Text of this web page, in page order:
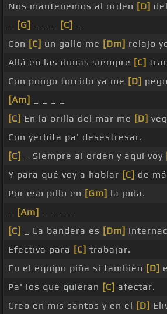
Nos mantenemos al orden [D]
[G] [C]
Con [C] un gallo me [Dm] relajo
Allá en las dunas siempre [C]
Con pongo torcido ya me [D]
[Am]
[C] En la orilla del mar me [D]
Con yerbita pa' desestresar.
[C]
_ Siempre al orden y aquí voy
Y para qué voy a hablar [C] de
Por eso pillo en [Gm] la joda.
[Am]
[C]
_ La bandera es [Dm]
Efectiva para [C] trabajar.
En el equipo piña si también [D]
Pa' los que quieran [C] afectar.
Creo en mis santos y en el [D]